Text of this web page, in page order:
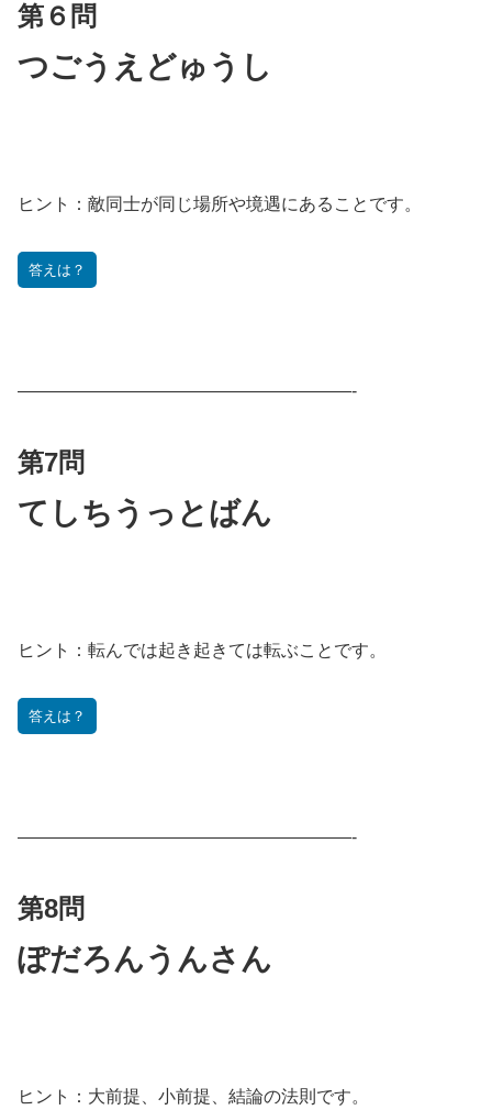
第６問
つごうえどゅうし
ヒント： 敵同士が同じ場所や境遇にあることです。
答えは？
———————————————————-
第7問
てしちうっとばん
ヒント： 転んでは起き起きては転ぶことです。
答えは？
———————————————————-
第8問
ぽだろんうんさん
ヒント： 大前提、小前提、結論の法則です。